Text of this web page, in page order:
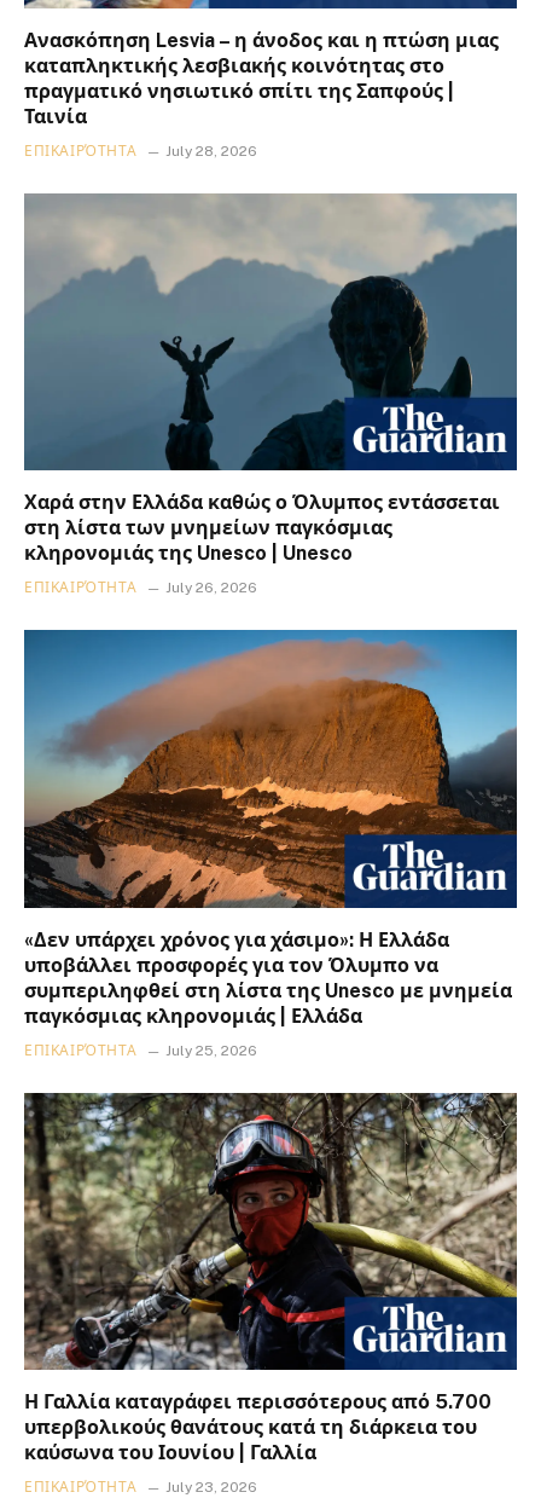
Ανασκόπηση Lesvia – η άνοδος και η πτώση μιας
καταπληκτικής λεσβιακής κοινότητας στο
πραγματικό νησιωτικό σπίτι της Σαπφούς |
Ταινία
ΕΠΙΚΑΙΡΌΤΗΤΑ July 28, 2026
Χαρά στην Ελλάδα καθώς ο Όλυμπος εντάσσεται
στη λίστα των μνημείων παγκόσμιας
κληρονομιάς της Unesco | Unesco
ΕΠΙΚΑΙΡΌΤΗΤΑ July 26, 2026
«Δεν υπάρχει χρόνος για χάσιμο»: Η Ελλάδα
υποβάλλει προσφορές για τον Όλυμπο να
συμπεριληφθεί στη λίστα της Unesco με μνημεία
παγκόσμιας κληρονομιάς | Ελλάδα
ΕΠΙΚΑΙΡΌΤΗΤΑ July 25, 2026
Η Γαλλία καταγράφει περισσότερους από 5.700
υπερβολικούς θανάτους κατά τη διάρκεια του
καύσωνα του Ιουνίου | Γαλλία
ΕΠΙΚΑΙΡΌΤΗΤΑ July 23, 2026